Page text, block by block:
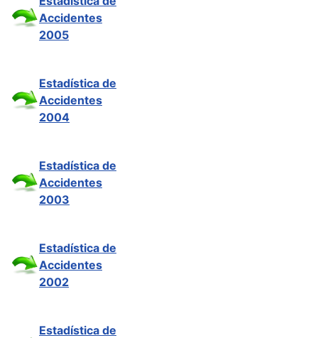
Accidentes
2005
Estadística de
Accidentes
2004
Estadística de
Accidentes
2003
Estadística de
Accidentes
2002
Estadística de